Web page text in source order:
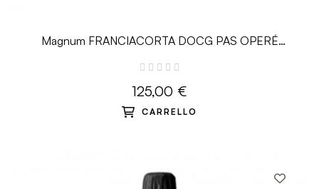
Magnum FRANCIACORTA DOCG PAS OPERÉ
125,00 €
CARRELLO